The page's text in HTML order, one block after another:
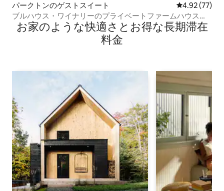
パークトンのゲストスイート レビュー77
4.92 (77)
ブルハウス・ワイナリーのプライベートファームハウスス
イート
お家のような快⁠適⁠さ⁠とお⁠得⁠な長⁠期⁠滞⁠在
料⁠金